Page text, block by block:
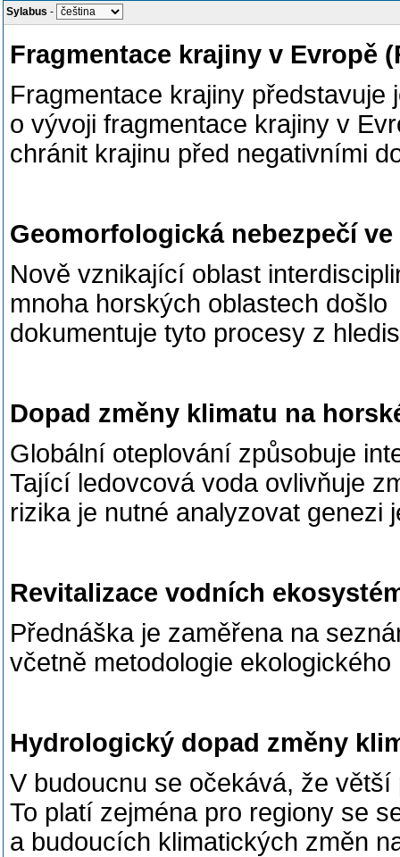
Sylabus -
Fragmentace krajiny v Evropě
Fragmentace krajiny
o vývoji fragmentace krajiny v
chránit krajinu před negativními
Geomorfologická nebezpečí
Nově vznikající oblast
mnoha horských oblastech
dokumentuje tyto procesy z
Dopad změny klimatu na
Globální oteplování způsobuje
Tající ledovcová voda ovlivňuje
rizika je nutné analyzovat
Revitalizace vodních
Přednáška je zaměřena na
včetně metodologie
Hydrologický dopad změny
V budoucnu se očekává, že
To platí zejména pro regiony se
a budoucích klimatických změn